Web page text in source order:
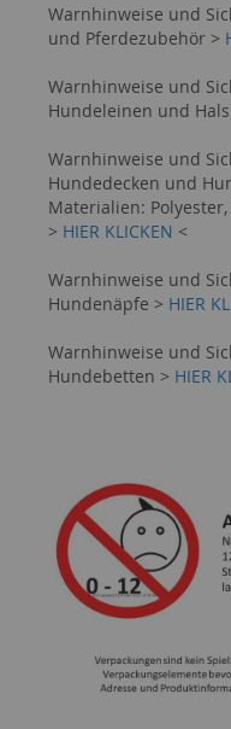
Warnhinweise und
und Pferdezubehör >
Warnhinweise und
Hundeleinen und
Warnhinweise und
Hundedecken und
Materialien:
> HIER KLICKEN <
Warnhinweise und
Hundenäpfe > HIER
Warnhinweise und
Hundebetten > HIER